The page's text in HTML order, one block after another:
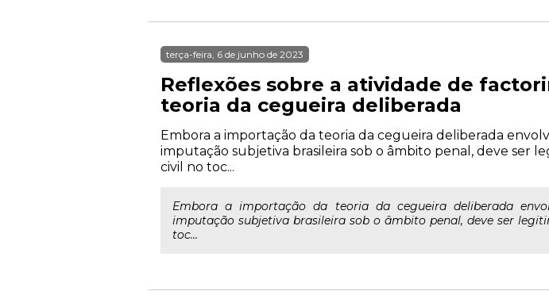
terça-feira, 6 de junho de 2023
Reflexões sobre a atividade de
teoria da cegueira deliberada
Embora a importação da teoria da cegueira deliberada
imputação subjetiva brasileira sob o âmbito penal, deve ser
civil no toc...
Embora a importação da teoria da cegueira deliberada
imputação subjetiva brasileira sob o âmbito penal, deve ser
toc...